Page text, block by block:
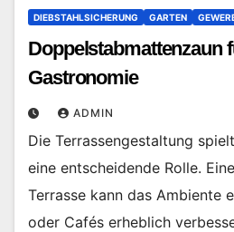
DIEBSTAHLSICHERUNG GARTEN
Doppelstabmattenzaun
Gastronomie
ADMIN
Die Terrassengestaltung
eine entscheidende Rolle.
Terrasse kann das Ambiente
oder Cafés erheblich